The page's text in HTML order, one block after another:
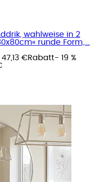
wahlweise in 2
runde Form,...
47,13 €Rabatt- 19 %